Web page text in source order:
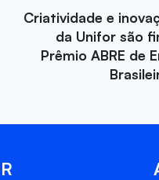
Criatividade e
da Unifor são
Prêmio ABRE de